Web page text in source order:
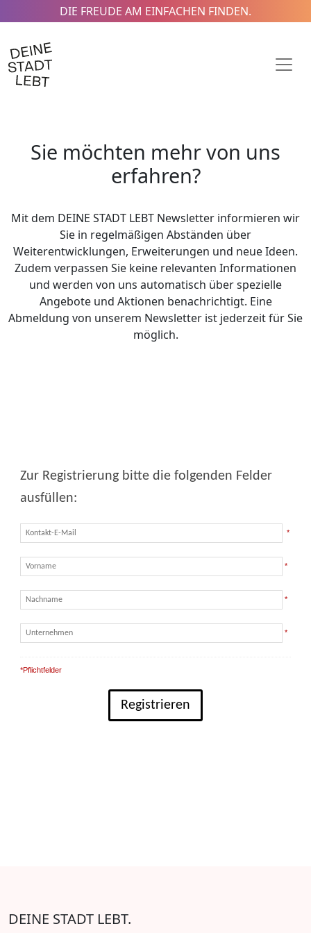
DIE FREUDE AM EINFACHEN FINDEN.
Sie möchten mehr von uns
erfahren?
Mit dem DEINE STADT LEBT Newsletter informieren wir
Sie in regelmäßigen Abständen über
Weiterentwicklungen, Erweiterungen und neue Ideen.
Zudem verpassen Sie keine relevanten Informationen
und werden von uns automatisch über spezielle
Angebote und Aktionen benachrichtigt. Eine
Abmeldung von unserem Newsletter ist jederzeit für Sie
möglich.
Zur Registrierung bitte die folgenden Felder
ausfüllen:
*
*
*
*
*Pflichtfelder
DEINE STADT LEBT.